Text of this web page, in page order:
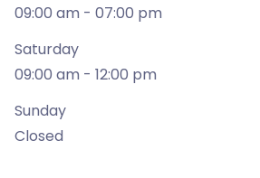
09:00 am - 07:00 pm
Saturday
09:00 am - 12:00 pm
Sunday
Closed